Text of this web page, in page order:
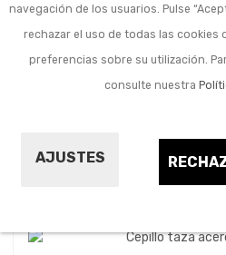
navegación de los usuarios. Pulse
rechazar el uso de todas las cookies
preferencias sobre su utilización.
consulte nuestra
AJUSTES
Cepillos y
maquinaria